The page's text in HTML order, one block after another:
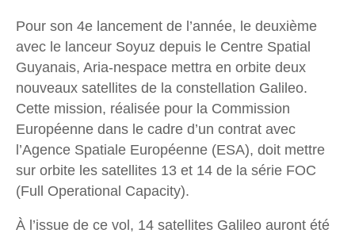
Pour son 4e lancement de l’année, le deuxième
avec le lanceur Soyuz depuis le Centre Spatial
Guyanais, Aria-nespace mettra en orbite deux
nouveaux satellites de la constellation Galileo.
Cette mission, réalisée pour la Commission
Européenne dans le cadre d’un contrat avec
l’Agence Spatiale Européenne (ESA), doit mettre
sur orbite les satellites 13 et 14 de la série FOC
(Full Operational Capacity).
À l’issue de ce vol, 14 satellites Galileo auront été